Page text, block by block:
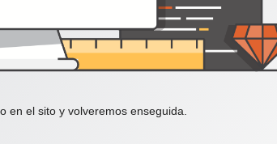
en el sito y volveremos enseguida.